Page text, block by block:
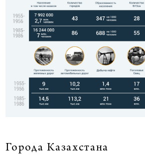
Города Казахстана